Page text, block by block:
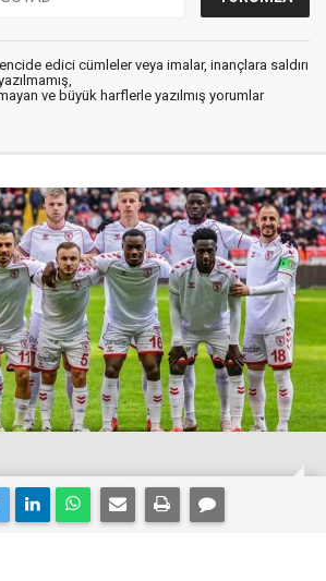
edici cümleler veya imalar, inançlara saldırı
ve büyük harflerle yazılmış yorumlar